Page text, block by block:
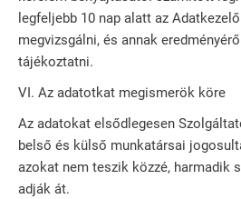
legfeljebb 10 nap alatt az
megvizsgálni, és annak
tájékoztatni.
VI. Az adatotkat megismerök köre
Az adatokat elsődlegesen
belső és külső munkatársai
azokat nem teszik közzé, harmadik
adják át.